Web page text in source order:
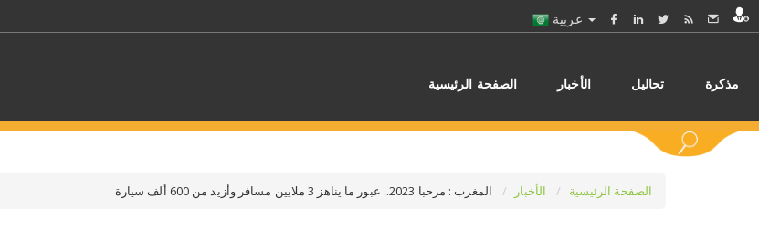
الصفحة الرئيسية الأخبار تحاليل مذكرة
الصفحة الرئيسية الأخبار المغرب : مرحبا 2023.. عبور ما يناهز 3 ملايين مسافر وأزيد من 600 ألف سيارة